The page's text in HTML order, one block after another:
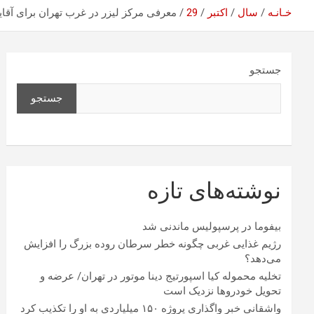
خـانـه سال اکتبر 29 معرفی مرکز لیزر در غرب تهران برای
جستجو
جستجو
نوشته‌های تازه
بیفوما در پرسپولیس ماندنی شد
رژیم غذایی غربی چگونه خطر سرطان روده بزرگ را افزایش
می‌دهد؟
تخلیه محموله کیا اسپورتیج دینا موتور در تهران/ عرضه و
تحویل خودروها نزدیک است
واشقانی خبر واگذاری پروژه ۱۵۰ میلیاردی به او را تکذیب کرد